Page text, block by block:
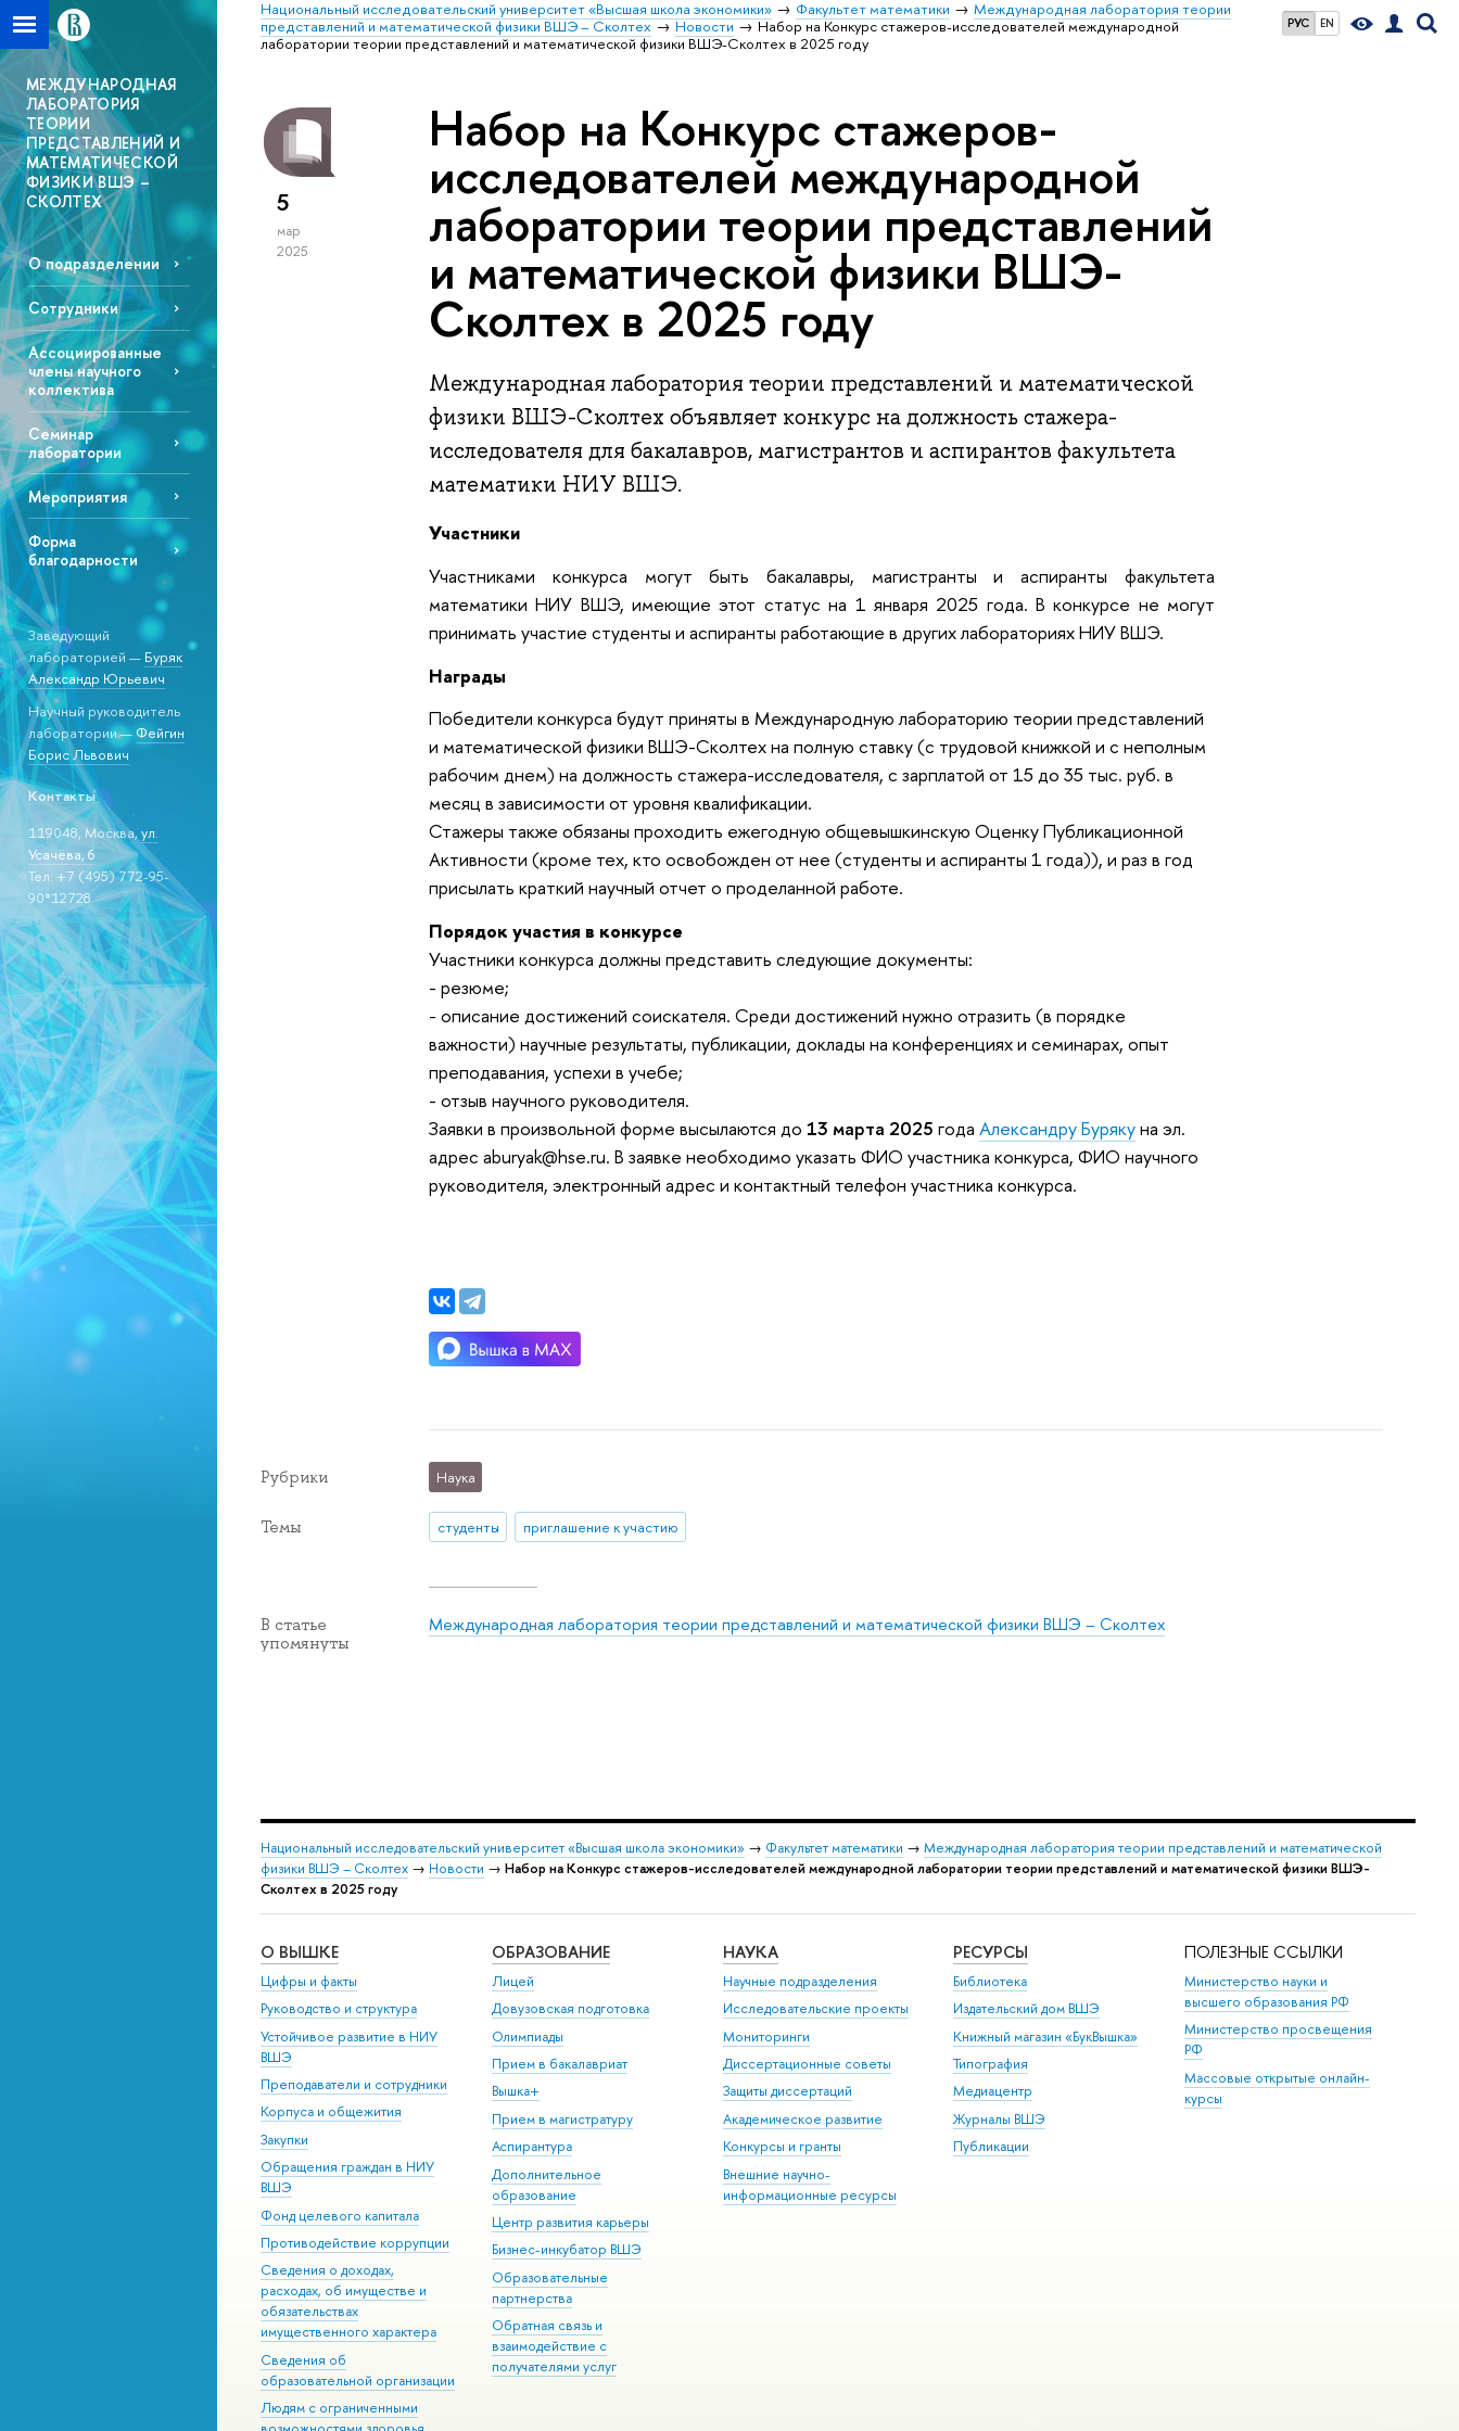
РУС EN
Национальный исследовательский университет «Высшая школа экономики» Факультет математики
Международная лаборатория теории
представлений и математической физики ВШЭ – Сколтех
Новости
Набор на Конкурс стажеров-исследователей международной
лаборатории теории представлений и математической физики ВШЭ-Сколтех в 2025 году
МЕЖДУНАРОДНАЯ
ЛАБОРАТОРИЯ
ТЕОРИИ
ПРЕДСТАВЛЕНИЙ И
МАТЕМАТИЧЕСКОЙ
ФИЗИКИ ВШЭ –
СКОЛТЕХ
О подразделении
Сотрудники
Ассоциированные
члены научного
коллектива
Семинар
лаборатории
Мероприятия
Форма
благодарности
Заведующий
лабораторией — Буряк
Александр Юрьевич
Научный руководитель
лаборатории — Фейгин
Борис Львович
Контакты
119048, Москва,ул.
Усачёва, 6
Тел: +7 (495) 772-95-
90*12728
5
мар
2025
Набор на Конкурс стажеров-
исследователей международной
лаборатории теории представлений
и математической физики ВШЭ-
Сколтех в 2025 году
Международная лаборатория теории представлений и математической
физики ВШЭ-Сколтех объявляет конкурс на должность стажера-
исследователя для бакалавров, магистрантов и аспирантов факультета
математики НИУ ВШЭ.
Участники
Участниками конкурса могут быть бакалавры, магистранты и аспиранты факультета
математики НИУ ВШЭ, имеющие этот статус на 1 января 2025 года. В конкурсе не могут
принимать участие студенты и аспиранты работающие в других лабораториях НИУ ВШЭ.
Награды
Победители конкурса будут приняты в Международную лабораторию теории представлений
и математической физики ВШЭ-Сколтех на полную ставку (с трудовой книжкой и с неполным
рабочим днем) на должность стажера-исследователя, c зарплатой от 15 до 35 тыс. руб. в
месяц в зависимости от уровня квалификации.
Стажеры также обязаны проходить ежегодную общевышкинскую Оценку Публикационной
Активности (кроме тех, кто освобожден от нее (студенты и аспиранты 1 года)), и раз в год
присылать краткий научный отчет о проделанной работе.
Порядок участия в конкурсе
Участники конкурса должны представить следующие документы:
- резюме;
- описание достижений соискателя. Среди достижений нужно отразить (в порядке
важности) научные результаты, публикации, доклады на конференциях и семинарах, опыт
преподавания, успехи в учебе;
- отзыв научного руководителя.
Заявки в произвольной форме высылаются до13 марта 2025 годаАлександру Бурякуна эл.
адрес aburyak@hse.ru. В заявке необходимо указать ФИО участника конкурса, ФИО научного
руководителя, электронный адрес и контактный телефон участника конкурса.
Рубрики Наука
Темы студенты приглашение к участию
В статье
упомянуты
Международная лаборатория теории представлений и математической физики ВШЭ – Сколтех
Национальный исследовательский университет «Высшая школа экономики» → Факультет математики → Международная лаборатория теории представлений и математической
физики ВШЭ – Сколтех → Новости → Набор на Конкурс стажеров-исследователей международной лаборатории теории представлений и математической физики ВШЭ-
Сколтех в 2025 году
О ВЫШКЕ
Цифры и факты
Руководство и структура
Устойчивое развитие в НИУ
ВШЭ
Преподаватели и сотрудники
Корпуса и общежития
Закупки
Обращения граждан в НИУ
ВШЭ
Фонд целевого капитала
Противодействие коррупции
Сведения о доходах,
расходах, об имуществе и
обязательствах
имущественного характера
Сведения об
образовательной организации
Людям с ограниченными
ОБРАЗОВАНИЕ
Лицей
Довузовская подготовка
Олимпиады
Прием в бакалавриат
Вышка+
Прием в магистратуру
Аспирантура
Дополнительное
образование
Центр развития карьеры
Бизнес-инкубатор ВШЭ
Образовательные
партнерства
Обратная связь и
взаимодействие с
получателями услуг
НАУКА
Научные подразделения
Исследовательские проекты
Мониторинги
Диссертационные советы
Защиты диссертаций
Академическое развитие
Конкурсы и гранты
Внешние научно-
информационные ресурсы
РЕСУРСЫ
Библиотека
Издательский дом ВШЭ
Книжный магазин «БукВышка»
Типография
Медиацентр
Журналы ВШЭ
Публикации
ПОЛЕЗНЫЕ ССЫЛКИ
Министерство науки и
высшего образования РФ
Министерство просвещения
РФ
Массовые открытые онлайн-
курсы